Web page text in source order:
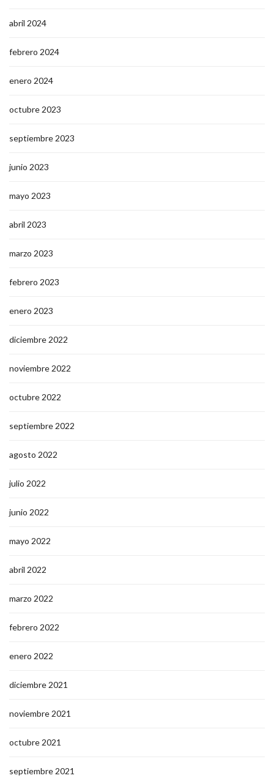
abril 2024
febrero 2024
enero 2024
octubre 2023
septiembre 2023
junio 2023
mayo 2023
abril 2023
marzo 2023
febrero 2023
enero 2023
diciembre 2022
noviembre 2022
octubre 2022
septiembre 2022
agosto 2022
julio 2022
junio 2022
mayo 2022
abril 2022
marzo 2022
febrero 2022
enero 2022
diciembre 2021
noviembre 2021
octubre 2021
septiembre 2021